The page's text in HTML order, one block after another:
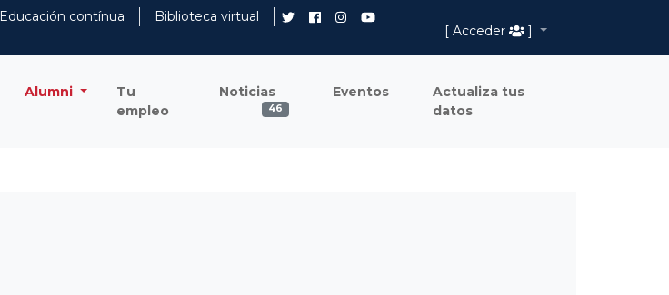
Educación contínua
Biblioteca virtual
[ Acceder
]
Alumni
Tu
empleo
Noticias
46
Eventos
Actualiza tus
datos